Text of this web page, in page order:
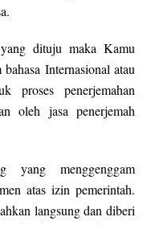
dituju maka Kamu
Internasional atau
proses penerjemahan
oleh jasa penerjemah
yang menggenggam
atas izin pemerintah.
langsung dan diberi